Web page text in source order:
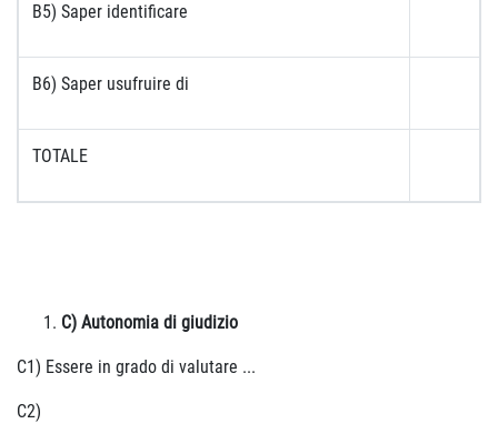
B5) Saper identificare
B6) Saper usufruire di
TOTALE
C) Autonomia di giudizio
C1) Essere in grado di valutare ...
C2)